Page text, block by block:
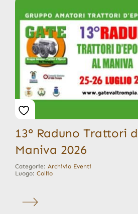
13° Raduno Trattori
Maniva 2026
Categorie: Archivio Eventi
Luogo: Collio